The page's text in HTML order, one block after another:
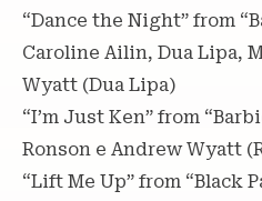
“Dance the Night” from
Caroline Ailin, Dua Lipa,
Wyatt (Dua Lipa)
“I’m Just Ken” from
Ronson e Andrew Wyatt
“Lift Me Up” from “Black